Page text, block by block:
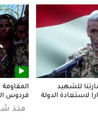
للشهيد
لاستعادة الدولة
فردوس
منذ